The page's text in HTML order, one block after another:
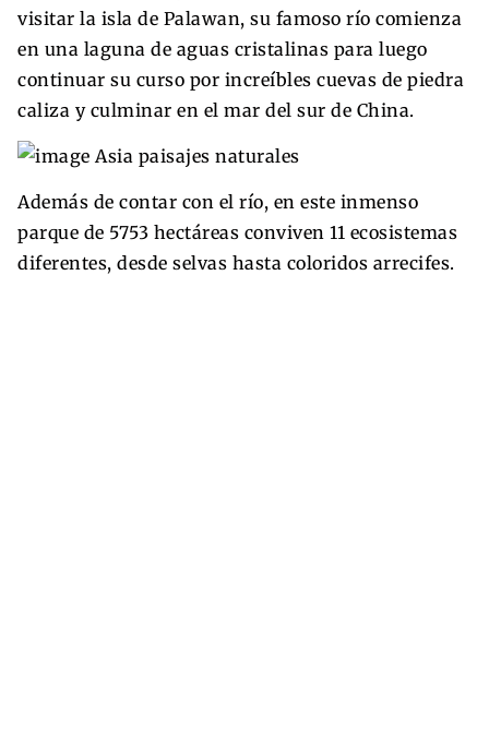
visitar la isla de Palawan, su famoso río comienza
en una laguna de aguas cristalinas para luego
continuar su curso por increíbles cuevas de piedra
caliza y culminar en el mar del sur de China.
Además de contar con el río, en este inmenso
parque de 5753 hectáreas conviven 11 ecosistemas
diferentes, desde selvas hasta coloridos arrecifes.